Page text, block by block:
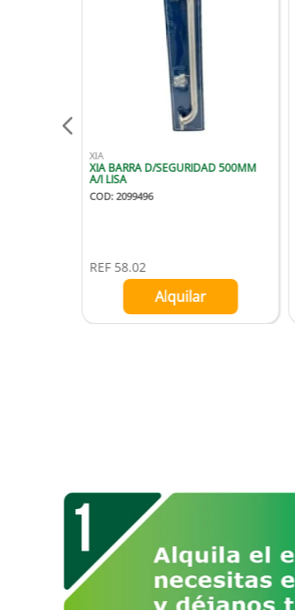
XIA
XIA BARRA D/SEGURIDAD 500MM
A/I LISA
COD: 2099496
REF 58.02
Alquilar